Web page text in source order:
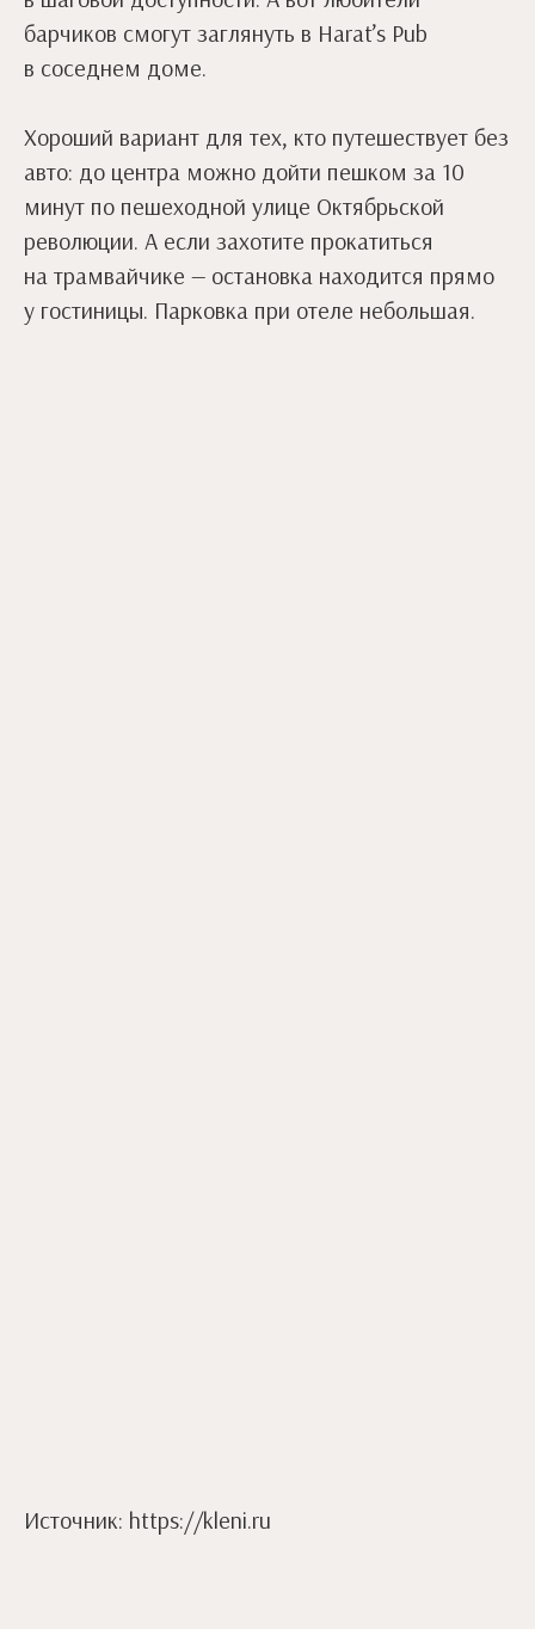
барчиков смогут заглянуть в Harat’s Pub
в соседнем доме.
Хороший вариант для тех, кто путешествует без
авто: до центра можно дойти пешком за 10
минут по пешеходной улице Октябрьской
революции. А если захотите прокатиться
на трамвайчике — остановка находится прямо
у гостиницы. Парковка при отеле небольшая.
Источник: https://kleni.ru